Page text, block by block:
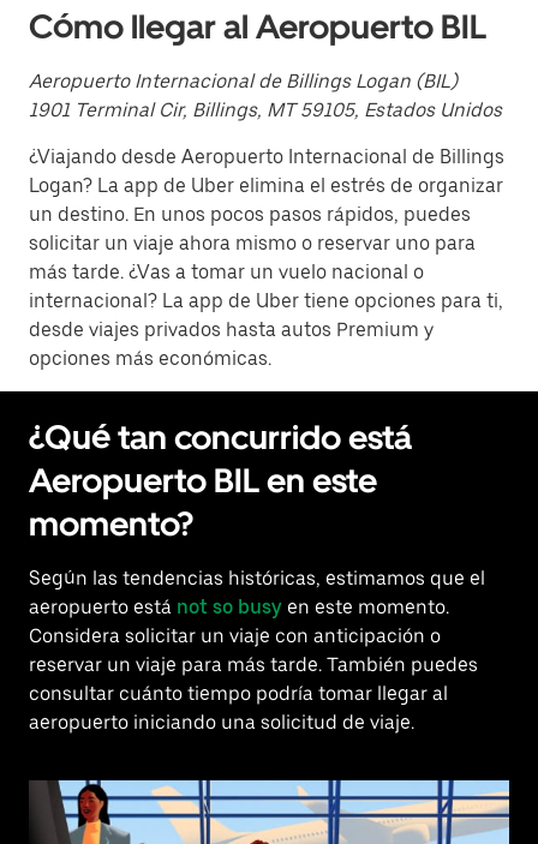
el
calendario.
Cómo llegar al Aeropuerto BIL
Aeropuerto Internacional de Billings Logan (BIL)
1901 Terminal Cir, Billings, MT 59105, Estados Unidos
¿Viajando desde Aeropuerto Internacional de Billings
Logan? La app de Uber elimina el estrés de organizar
un destino. En unos pocos pasos rápidos, puedes
solicitar un viaje ahora mismo o reservar uno para
más tarde. ¿Vas a tomar un vuelo nacional o
internacional? La app de Uber tiene opciones para ti,
desde viajes privados hasta autos Premium y
opciones más económicas.
¿Qué tan concurrido está
Aeropuerto BIL en este
momento?
Según las tendencias históricas, estimamos que el
aeropuerto está not so busy en este momento.
Considera solicitar un viaje con anticipación o
reservar un viaje para más tarde. También puedes
consultar cuánto tiempo podría tomar llegar al
aeropuerto iniciando una solicitud de viaje.